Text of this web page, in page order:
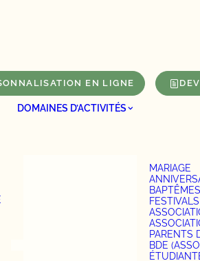
DOMAINES D’ACTIVITÉS
MARIAGE
BAPTÊMES
FESTIVALS
PARENTS
BDE
EN LIGNE